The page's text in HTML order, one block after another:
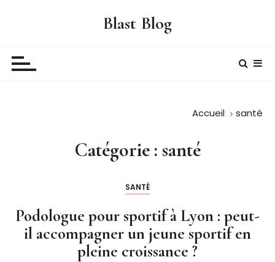
Blast Blog
Accueil santé
Catégorie : santé
SANTÉ
Podologue pour sportif à Lyon : peut-
il accompagner un jeune sportif en
pleine croissance ?